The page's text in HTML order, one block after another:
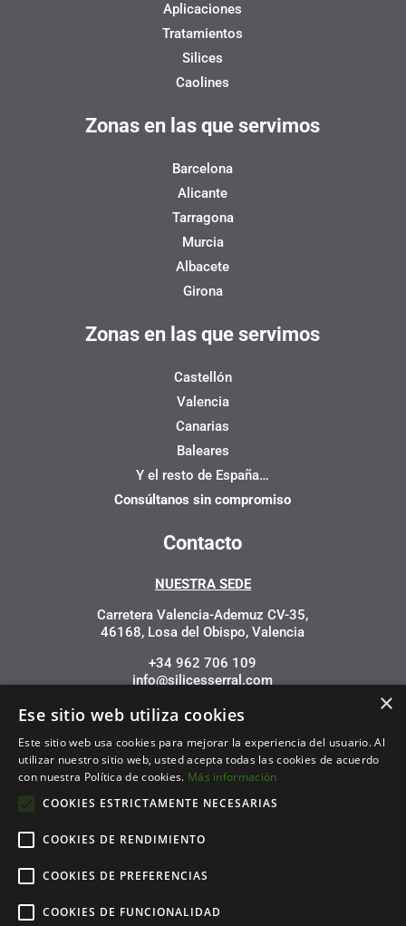
Aplicaciones
Tratamientos
Silices
Caolines
Zonas en las que servimos
Barcelona
Alicante
Tarragona
Murcia
Albacete
Girona
Zonas en las que servimos
Castellón
Valencia
Canarias
Baleares
Y el resto de España…
Consúltanos sin compromiso
Contacto
NUESTRA SEDE
Carretera Valencia-Ademuz CV-35,
46168, Losa del Obispo, Valencia
+34 962 706 109
info@silicesserral.com
Financiado por la Unión Europea – NextGenerationEU
×
Ese sitio web utiliza cookies
Este sitio web usa cookies para mejorar la experiencia del usuario. Al
utilizar nuestro sitio web, usted acepta todas las cookies de acuerdo
con nuestra Política de cookies. Más información
COOKIES ESTRICTAMENTE NECESARIAS
COOKIES DE RENDIMIENTO
COOKIES DE PREFERENCIAS
COOKIES DE FUNCIONALIDAD